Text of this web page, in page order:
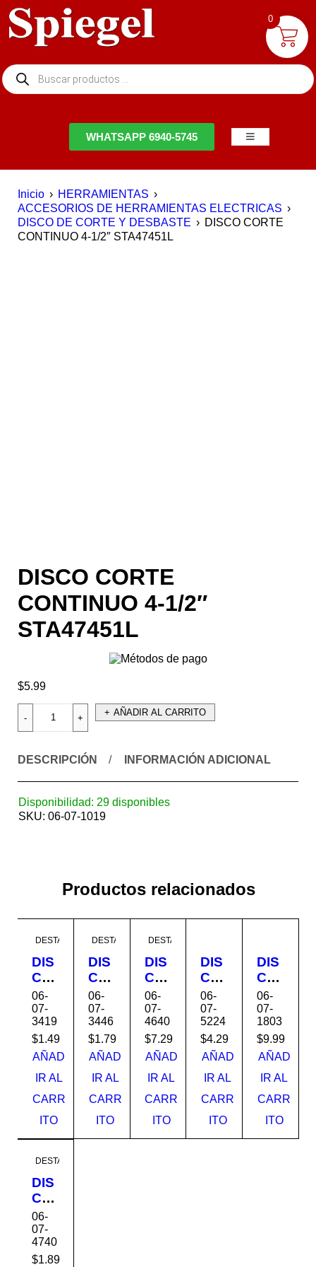
WHATSAPP 6940-5745
Inicio › HERRAMIENTAS ›
ACCESORIOS DE HERRAMIENTAS ELECTRICAS ›
DISCO DE CORTE Y DESBASTE › DISCO CORTE
CONTINUO 4-1/2″ STA47451L
DISCO CORTE
CONTINUO 4-1/2″
STA47451L
$5.99
AÑADIR AL CARRITO
DESCRIPCIÓN INFORMACIÓN ADICIONAL
Disponibilidad: 29 disponibles
SKU: 06-07-1019
Productos relacionados
DESTACADO
DIS
CO
LA
MIN
AD
O 4-
1/2x
1m
x7/8
DW
446
06-
07-
3419
$1.49
AÑAD
IR AL
CARR
ITO
DESTACADO
DIS
CO
CO
RT
E
ME
TAL
4.5x
1/4x
7/8
DW
06-
07-
3446
$1.79
AÑAD
IR AL
CARR
ITO
DESTACADO
DIS
CO
CO
RT
E
GR
AL
14X
3/32
X
DW
06-
07-
4640
$7.29
AÑAD
IR AL
CARR
ITO
DIS
CO
CO
RT
AR
CO
NC
RE
TO
4-
1/2x
06-
07-
5224
$4.29
AÑAD
IR AL
CARR
ITO
DIS
CO
CO
RT
E
14x
7/64
x1
DW
800
06-
07-
1803
$9.99
AÑAD
IR AL
CARR
ITO
DESTACADO
DIS
CO
AB
RA
SIV
O
06-
07-
4740
$1.89
0